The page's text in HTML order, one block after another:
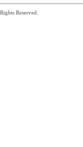
Reserved.